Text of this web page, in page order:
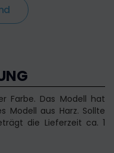
Farbe. Das Modell hat
Modell aus Harz. Sollte
die Lieferzeit ca. 1